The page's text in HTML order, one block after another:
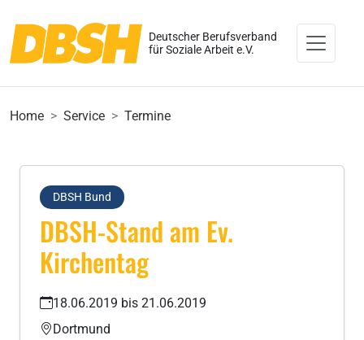
Deutscher Berufsverband
für Soziale Arbeit e.V.
Home Service Termine
DBSH Bund
DBSH-Stand am Ev.
Kirchentag
18.06.2019 bis 21.06.2019
Dortmund